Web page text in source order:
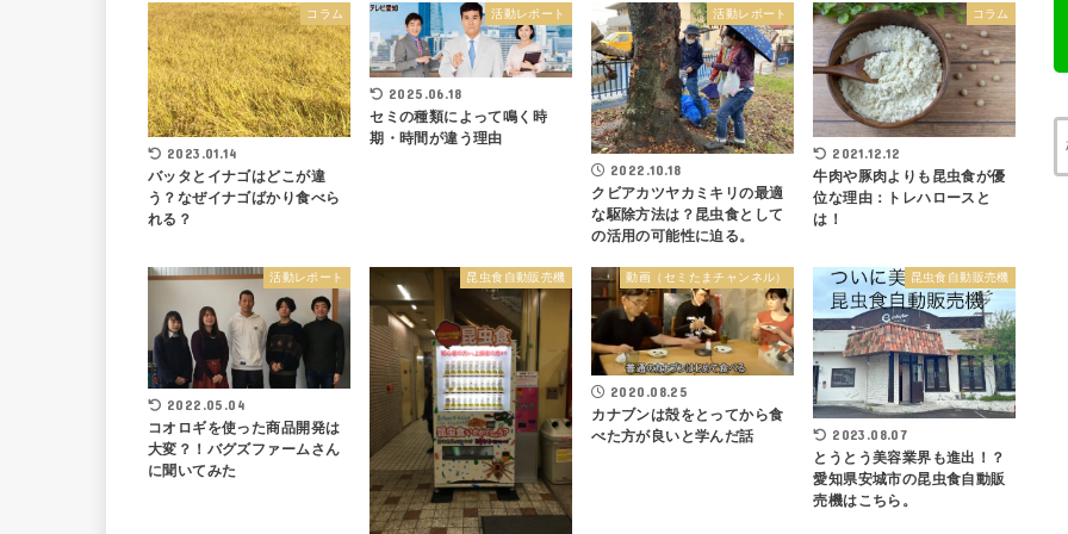
コラム
2023.01.14
バッタとイナゴはどこが違
う？なぜイナゴばかり食べら
れる？
活動レポート
2025.06.18
セミの種類によって鳴く時
期・時間が違う理由
活動レポート
2022.10.18
クビアカツヤカミキリの最適
な駆除方法は？昆虫食として
の活用の可能性に迫る。
コラム
2021.12.12
牛肉や豚肉よりも昆虫食が優
位な理由：トレハロースと
は！
活動レポート
2022.05.04
コオロギを使った商品開発は
大変？！バグズファームさん
に聞いてみた
昆虫食自動販売機 動画（セミたまチャンネル）
2020.08.25
カナブンは殻をとってから食
べた方が良いと学んだ話
昆虫食自動販売機
2023.08.07
とうとう美容業界も進出！？
愛知県安城市の昆虫食自動販
売機はこちら。